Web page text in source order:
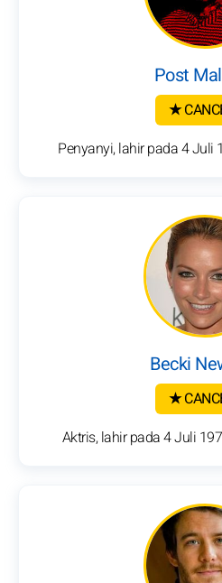
Post
★
Penyanyi, lahir pada 4 Juli
Becki
★
Aktris, lahir pada 4 Juli